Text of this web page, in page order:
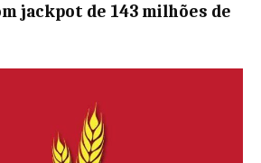
jackpot de 143 milhões de